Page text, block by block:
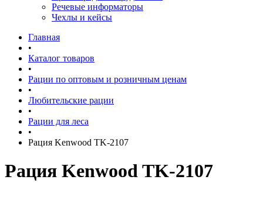
Речевые информаторы
Чехлы и кейсы
Главная
•
Каталог товаров
•
Рации по оптовым и розничным ценам
•
Любительские рации
•
Рации для леса
•
Рация Kenwood TK-2107
Рация Kenwood TK-2107